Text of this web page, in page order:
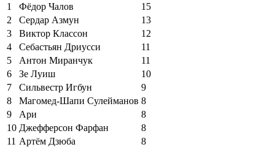
1
Фёдор Чалов
15
2
Сердар Азмун
13
3
Виктор Классон
12
4
Себастьян Дриусси
11
5
Антон Миранчук
11
6
Зе Луиш
10
7
Сильвестр Игбун
9
8
Магомед-Шапи Сулейманов 8
9
Ари
8
10 Джефферсон Фарфан
8
11 Артём Дзюба
8